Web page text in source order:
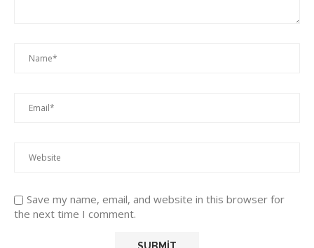
Save my name, email, and website in this browser for
the next time I comment.